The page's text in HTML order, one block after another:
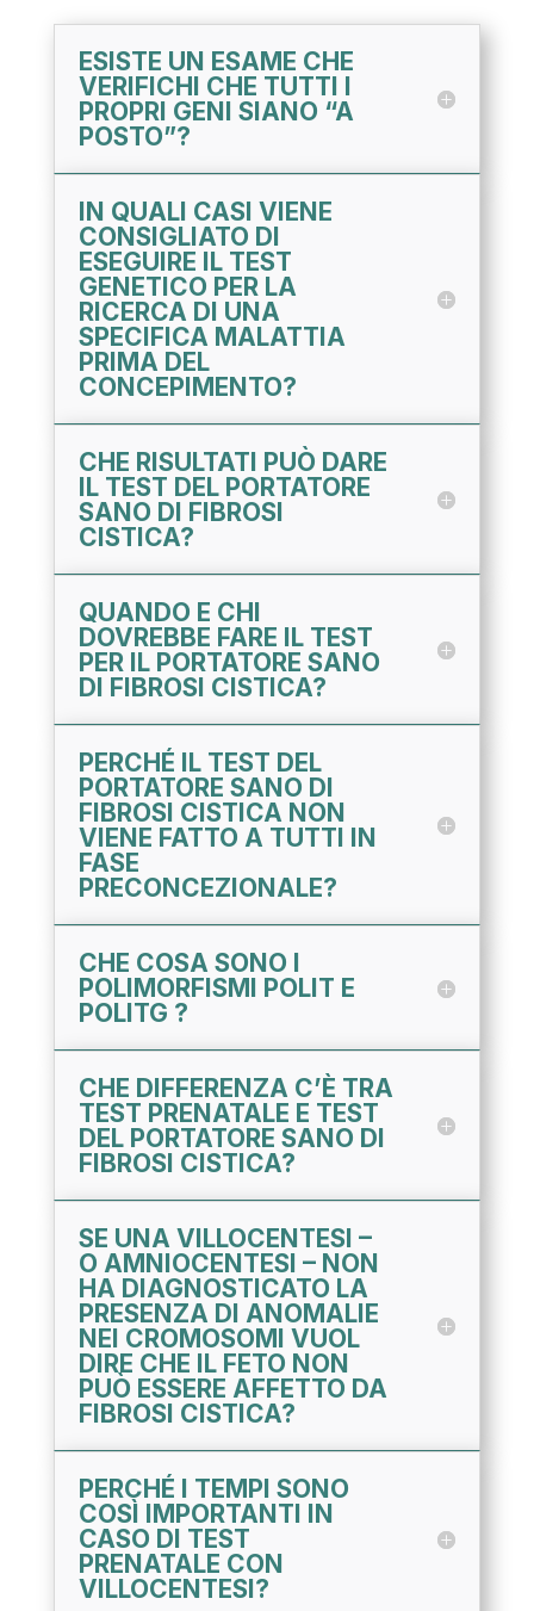
ESISTE UN ESAME CHE
VERIFICHI CHE TUTTI I
PROPRI GENI SIANO “A
POSTO”?
IN QUALI CASI VIENE
CONSIGLIATO DI
ESEGUIRE IL TEST
GENETICO PER LA
RICERCA DI UNA
SPECIFICA MALATTIA
PRIMA DEL
CONCEPIMENTO?
CHE RISULTATI PUÒ DARE
IL TEST DEL PORTATORE
SANO DI FIBROSI
CISTICA?
QUANDO E CHI
DOVREBBE FARE IL TEST
PER IL PORTATORE SANO
DI FIBROSI CISTICA?
PERCHÉ IL TEST DEL
PORTATORE SANO DI
FIBROSI CISTICA NON
VIENE FATTO A TUTTI IN
FASE
PRECONCEZIONALE?
CHE COSA SONO I
POLIMORFISMI POLIT E
POLITG ?
CHE DIFFERENZA C’È TRA
TEST PRENATALE E TEST
DEL PORTATORE SANO DI
FIBROSI CISTICA?
SE UNA VILLOCENTESI –
O AMNIOCENTESI – NON
HA DIAGNOSTICATO LA
PRESENZA DI ANOMALIE
NEI CROMOSOMI VUOL
DIRE CHE IL FETO NON
PUÒ ESSERE AFFETTO DA
FIBROSI CISTICA?
PERCHÉ I TEMPI SONO
COSÌ IMPORTANTI IN
CASO DI TEST
PRENATALE CON
VILLOCENTESI?